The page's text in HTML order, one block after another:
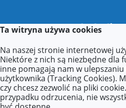
ul.
01-589
Ta witryna używa cookies
Na naszej stronie internetowej
Niektóre z nich są niezbędne dla
inne pomagają nam w
użytkownika (Tracking Cookies).
czy chcesz zezwolić na pliki
przypadku odrzucenia, nie